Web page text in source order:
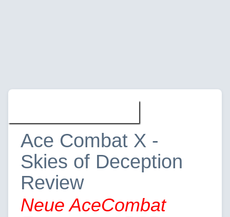
Ace Combat X -
Skies of Deception
Review
Neue AceCombat